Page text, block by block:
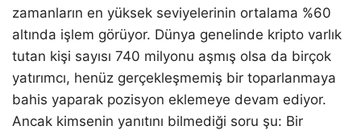
zamanların en yüksek seviyelerinin ortalama %60
altında işlem görüyor. Dünya genelinde kripto varlık
tutan kişi sayısı 740 milyonu aşmış olsa da birçok
yatırımcı, henüz gerçekleşmemiş bir toparlanmaya
bahis yaparak pozisyon eklemeye devam ediyor.
Ancak kimsenin yanıtını bilmediği soru şu: Bir